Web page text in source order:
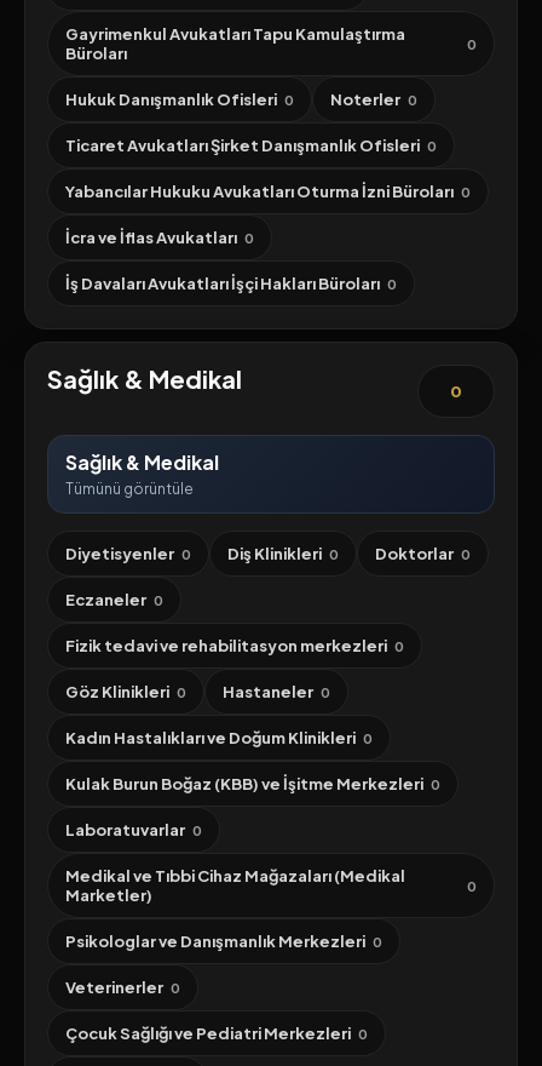
Gayrimenkul Avukatları Tapu Kamulaştırma
Büroları
0
Hukuk Danışmanlık Ofisleri 0 Noterler 0
Ticaret Avukatları Şirket Danışmanlık Ofisleri 0
Yabancılar Hukuku Avukatları Oturma İzni Büroları 0
İcra ve İflas Avukatları 0
İş Davaları Avukatları İşçi Hakları Büroları 0
Sağlık & Medikal 0
Sağlık & Medikal
Tümünü görüntüle
Diyetisyenler 0 Diş Klinikleri 0 Doktorlar 0
Eczaneler 0
Fizik tedavi ve rehabilitasyon merkezleri 0
Göz Klinikleri 0 Hastaneler 0
Kadın Hastalıkları ve Doğum Klinikleri 0
Kulak Burun Boğaz (KBB) ve İşitme Merkezleri 0
Laboratuvarlar 0
Medikal ve Tıbbi Cihaz Mağazaları (Medikal
Marketler)
0
Psikologlar ve Danışmanlık Merkezleri 0
Veterinerler 0
Çocuk Sağlığı ve Pediatri Merkezleri 0